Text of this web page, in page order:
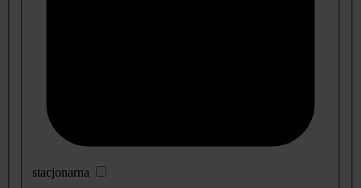
stacjonarna